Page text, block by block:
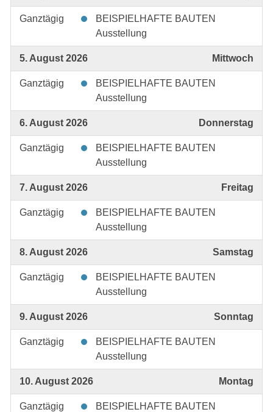
Ganztägig
BEISPIELHAFTE BAUTEN
Ausstellung
5. August 2026 Mittwoch
Ganztägig
BEISPIELHAFTE BAUTEN
Ausstellung
6. August 2026 Donnerstag
Ganztägig
BEISPIELHAFTE BAUTEN
Ausstellung
7. August 2026 Freitag
Ganztägig
BEISPIELHAFTE BAUTEN
Ausstellung
8. August 2026 Samstag
Ganztägig
BEISPIELHAFTE BAUTEN
Ausstellung
9. August 2026 Sonntag
Ganztägig
BEISPIELHAFTE BAUTEN
Ausstellung
10. August 2026 Montag
Ganztägig BEISPIELHAFTE BAUTEN